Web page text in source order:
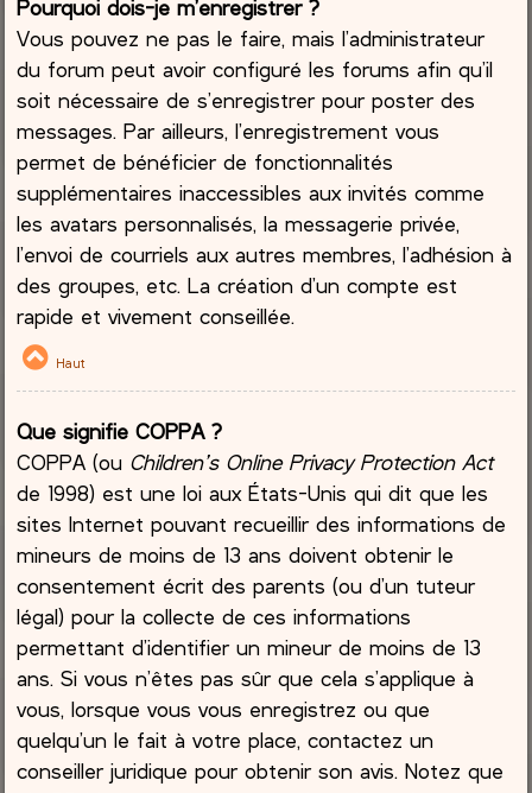
Pourquoi dois-je m’enregistrer ?
Vous pouvez ne pas le faire, mais l’administrateur
du forum peut avoir configuré les forums afin qu’il
soit nécessaire de s’enregistrer pour poster des
messages. Par ailleurs, l’enregistrement vous
permet de bénéficier de fonctionnalités
supplémentaires inaccessibles aux invités comme
les avatars personnalisés, la messagerie privée,
l’envoi de courriels aux autres membres, l’adhésion à
des groupes, etc. La création d’un compte est
rapide et vivement conseillée.
Haut
Que signifie COPPA ?
COPPA (ou Children’s Online Privacy Protection Act
de 1998) est une loi aux États-Unis qui dit que les
sites Internet pouvant recueillir des informations de
mineurs de moins de 13 ans doivent obtenir le
consentement écrit des parents (ou d’un tuteur
légal) pour la collecte de ces informations
permettant d’identifier un mineur de moins de 13
ans. Si vous n’êtes pas sûr que cela s’applique à
vous, lorsque vous vous enregistrez ou que
quelqu’un le fait à votre place, contactez un
conseiller juridique pour obtenir son avis. Notez que